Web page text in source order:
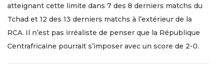
atteignant cette limite dans 7 des 8 derniers matchs du
Tchad et 12 des 13 derniers matchs à l’extérieur de la
RCA. Il n’est pas irréaliste de penser que la République
Centrafricaine pourrait s’imposer avec un score de 2-0.